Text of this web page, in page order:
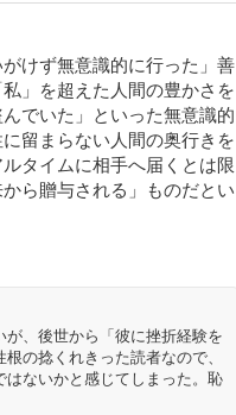
けず無意識的に行った」善
」を超えた人間の豊かさを
でいた」といった無意識的
留まらない人間の奥行きを
タイムに相手へ届くとは限
ら贈与される」ものだとい
、後世から「彼に挫折経験を
の捻くれきった読者なので、
はないかと感じてしまった。恥